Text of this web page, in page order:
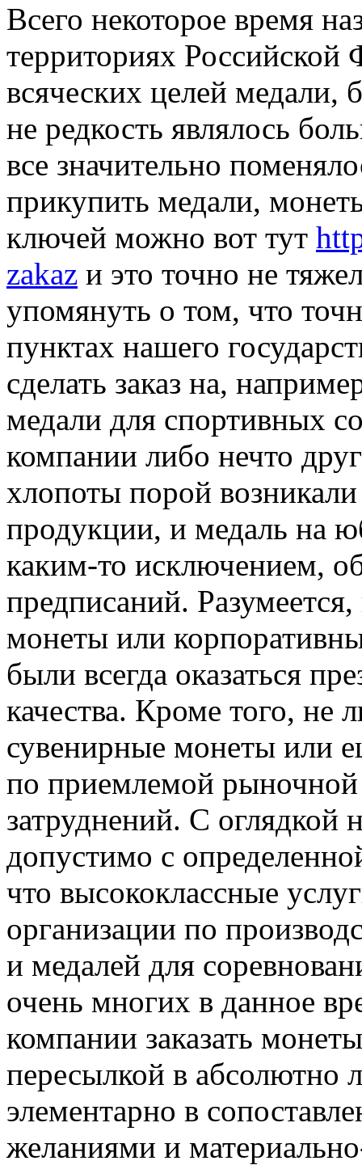
Всего некоторое время
территориях Российской
всяческих целей медали,
не редкость являлось
все значительно
прикупить медали,
ключей можно вот тут
zakaz и это точно не
упомянуть о том, что
пунктах нашего
сделать заказ на,
медали для спортивных
компании либо нечто
хлопоты порой
продукции, и медаль на
каким-то исключением,
предписаний.
монеты или
были всегда оказаться
качества. Кроме того, не
сувенирные монеты или
по приемлемой рыночной
затруднений. С оглядкой
допустимо с
что высококлассные
организации по
и медалей для
очень многих в данное
компании заказать
пересылкой в
элементарно в
желаниями и